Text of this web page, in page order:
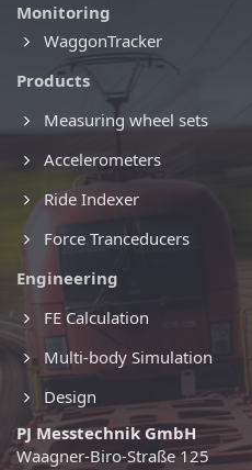
Monitoring
WaggonTracker
Products
Measuring wheel sets
Accelerometers
Ride Indexer
Force Tranceducers
Engineering
FE Calculation
Multi-body Simulation
Design
PJ Messtechnik GmbH
Waagner-Biro-Straße 125